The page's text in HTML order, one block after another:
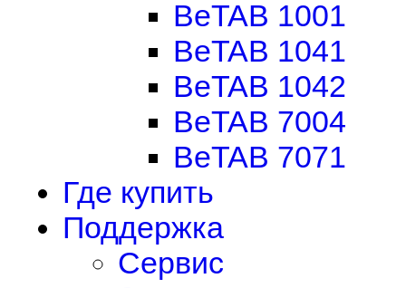
BeTAB 1001
BeTAB 1041
BeTAB 1042
BeTAB 7004
BeTAB 7071
Где купить
Поддержка
Сервис